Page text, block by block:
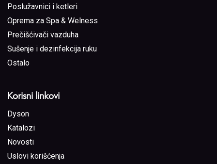
Poslužavnici i ketleri
Oprema za Spa & Welness
Prečišćivači vazduha
Sušenje i dezinfekcija ruku
Ostalo
Korisni linkovi
Dyson
Katalozi
Novosti
Uslovi korišćenja